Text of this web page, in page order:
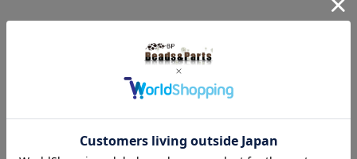
A3014
165円（税込）
シリコンモールド レジンモールド お城
47×55mm【1ヶ】